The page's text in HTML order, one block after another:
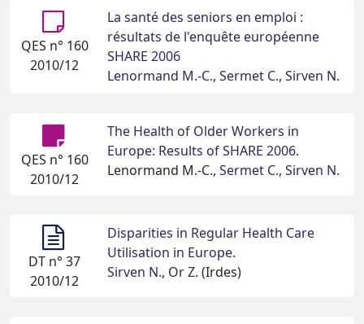
QES n° 160
2010/12
La santé des seniors en emploi :
résultats de l'enquête européenne
SHARE 2006
Lenormand M.-C., Sermet C., Sirven N.
QES n° 160
2010/12
The Health of Older Workers in
Europe: Results of SHARE 2006.
Lenormand M.-C., Sermet C., Sirven N.
DT n° 37
2010/12
Disparities in Regular Health Care
Utilisation in Europe.
Sirven N., Or Z. (Irdes)